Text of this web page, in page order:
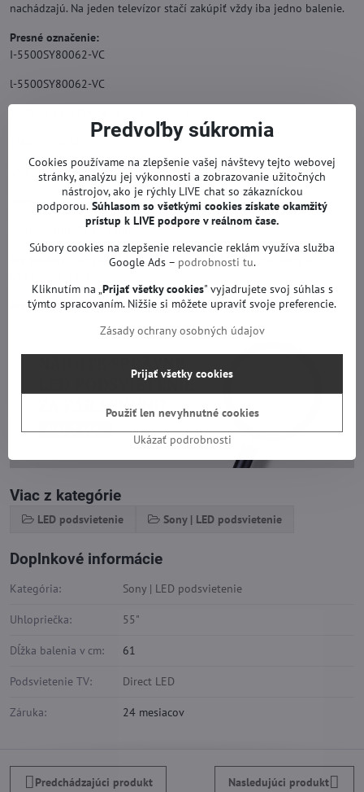
nachádzajú. Na jeden televízor stačí zakúpiť vždy iba jedno balenie.
Presné označenie:
I-5500SY80062-VC
l-5500SY80062-VC
LM41-01056A
Náhrada za originál.
Podsvietenie TV so zárukou.
Sony KD-55XH8077, Sony KD-55XH8096, Sony KD-
Pre obrazovky:YSAF055CNO01, YSAF055CN001
Viac z kategórie
LED podsvietenie Sony | LED podsvietenie
Doplnkové informácie
Kategória: Sony | LED podsvietenie
Uhlopriečka: 55"
Dĺžka balenia v cm: 61
Podsvietenie TV: Direct LED
Záruka: 24 mesiacov
Predchádzajúci produkt Nasledujúci produkt
Predvoľby súkromia
Cookies používame na zlepšenie vašej návštevy tejto webovej
stránky, analýzu jej výkonnosti a zobrazovanie užitočných
nástrojov, ako je rýchly LIVE chat so zákazníckou
podporou. Súhlasom so všetkými cookies získate okamžitý
prístup k LIVE podpore v reálnom čase.
Súbory cookies na zlepšenie relevancie reklám využíva služba
Google Ads – podrobnosti tu.
Kliknutím na „ Prijať všetky cookies" vyjadrujete svoj súhlas s
týmto spracovaním. Nižšie si môžete upraviť svoje preferencie.
Zásady ochrany osobných údajov
Ukázať podrobnosti
Prijať všetky cookies
Použiť len nevyhnutné cookies